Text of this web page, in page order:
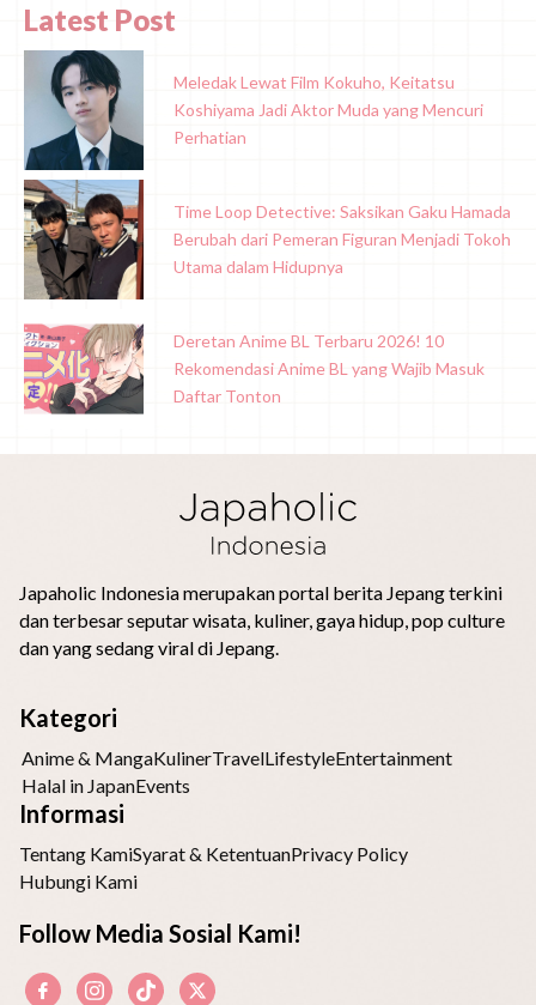
Latest Post
Meledak Lewat Film Kokuho, Keitatsu
Koshiyama Jadi Aktor Muda yang Mencuri
Perhatian
Time Loop Detective: Saksikan Gaku Hamada
Berubah dari Pemeran Figuran Menjadi Tokoh
Utama dalam Hidupnya
Deretan Anime BL Terbaru 2026! 10
Rekomendasi Anime BL yang Wajib Masuk
Daftar Tonton
Japaholic Indonesia merupakan portal berita Jepang terkini
dan terbesar seputar wisata, kuliner, gaya hidup, pop culture
dan yang sedang viral di Jepang.
Kategori
Anime & MangaKulinerTravelLifestyleEntertainment
Halal in JapanEvents
Informasi
Tentang KamiSyarat & KetentuanPrivacy Policy
Hubungi Kami
Follow Media Sosial Kami!